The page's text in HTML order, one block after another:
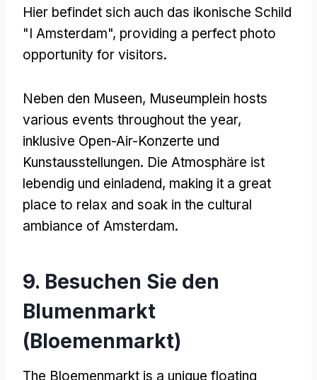
Hier befindet sich auch das ikonische Schild
"I Amsterdam", providing a perfect photo
opportunity for visitors.
Neben den Museen, Museumplein hosts
various events throughout the year,
inklusive Open-Air-Konzerte und
Kunstausstellungen. Die Atmosphäre ist
lebendig und einladend, making it a great
place to relax and soak in the cultural
ambiance of Amsterdam.
9. Besuchen Sie den
Blumenmarkt
(Bloemenmarkt)
The Bloemenmarkt is a unique floating